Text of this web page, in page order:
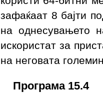
зафаќаат 8 бајти
на однесувањето
искористат за
на неговата
Програма 15.4